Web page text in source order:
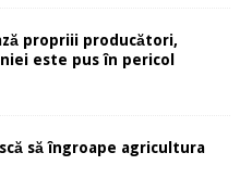
propriii producători,
este pus în pericol
să îngroape agricultura